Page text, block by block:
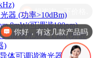
器 (功率>10dBm)
8mW(可调谐100nm)
调谐激光系统 Lion (外腔
)
体可调谐激光器 1528-
你好，有这几款产品吗